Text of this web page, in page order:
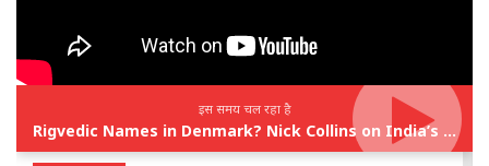
इस समय चल रहा है
Rigvedic Names in Denmark? Nick Collins on India’s Forgotten Links With Europe